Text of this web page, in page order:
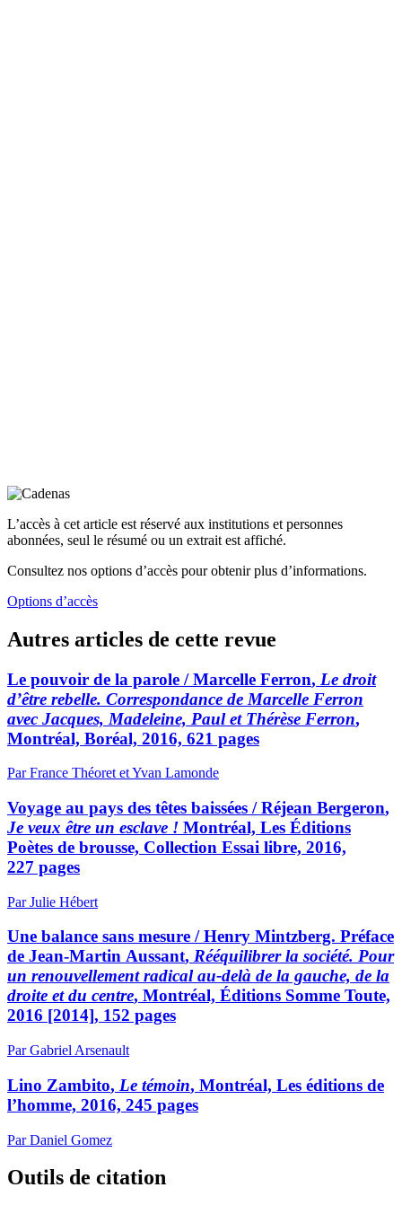
L’accès à cet article est réservé aux institutions et personnes
abonnées, seul le résumé ou un extrait est affiché.
Consultez nos options d’accès pour obtenir plus d’informations.
Options d’accès
Autres articles de cette revue
Le pouvoir de la parole /Marcelle Ferron, Le droit
d’être rebelle. Correspondance de Marcelle Ferron
avec Jacques, Madeleine, Paul et Thérèse Ferron,
Montréal, Boréal, 2016, 621 pages
Par France Théoret et Yvan Lamonde
Voyage au pays des têtes baissées /Réjean Bergeron,
Je veux être un esclave ! Montréal, Les Éditions
Poètes de brousse, Collection Essai libre, 2016,
227 pages
Par Julie Hébert
Une balance sans mesure /Henry Mintzberg. Préface
de Jean-Martin Aussant, Rééquilibrer la société. Pour
un renouvellement radical au-delà de la gauche, de la
droite et du centre, Montréal, Éditions Somme Toute,
2016 [2014], 152 pages
Par Gabriel Arsenault
Lino Zambito, Le témoin, Montréal, Les éditions de
l’homme, 2016, 245 pages
Par Daniel Gomez
Outils de citation